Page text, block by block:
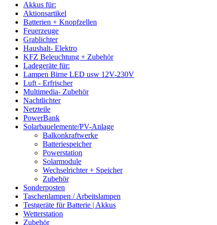
Akkus für:
Aktionsartikel
Batterien + Knopfzellen
Feuerzeuge
Grablichter
Haushalt- Elektro
KFZ Beleuchtung + Zubehör
Ladegeräte für:
Lampen Birne LED usw 12V-230V
Luft - Erfrischer
Multimedia- Zubehör
Nachtlichter
Netzteile
PowerBank
Solarbauelemente/PV-Anlage
Balkonkraftwerke
Batteriespeicher
Powerstation
Solarmodule
Wechselrichter + Speicher
Zubehör
Sonderposten
Taschenlampen / Arbeitslampen
Testgeräte für Batterie | Akkus
Wetterstation
Zubehör